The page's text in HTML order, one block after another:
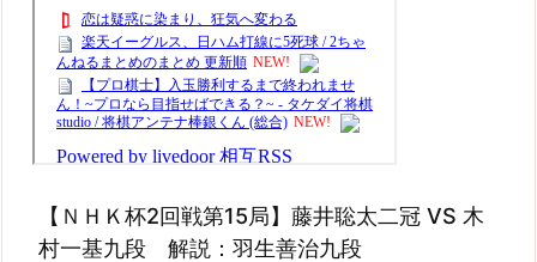
【ＮＨＫ杯2回戦第15局】藤井聡太二冠 VS 木
村一基九段 解説：羽生善治九段